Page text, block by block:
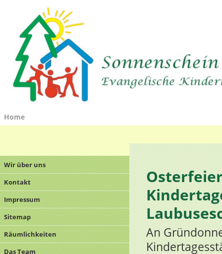
Home
Wir über uns
Kontakt
Impressum
Sitemap
Räumlichkeiten
Das Team
An